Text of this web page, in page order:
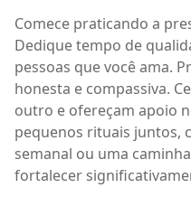
Comece praticando a
Dedique tempo de
pessoas que você ama.
honesta e compassiva.
outro e ofereçam apoio
pequenos rituais juntos,
semanal ou uma
fortalecer